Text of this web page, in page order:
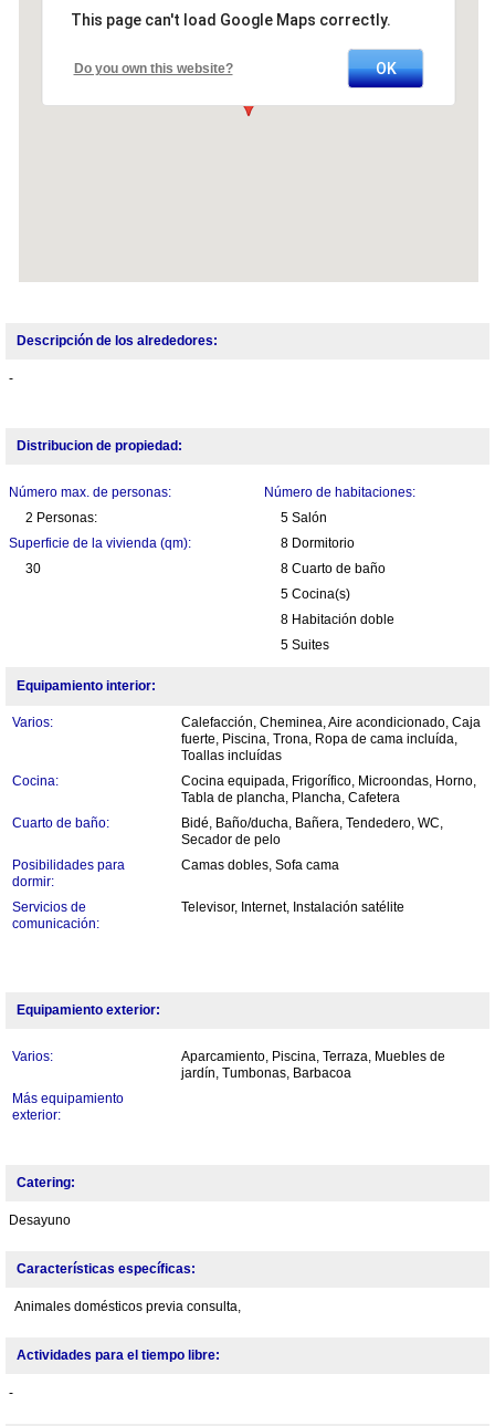
This page can't load Google Maps correctly.
Do you own this website? OK
Descripción de los alrededores:
-
Distribucion de propiedad:
Número max. de personas:
2 Personas:
Superficie de la vivienda (qm):
30
Número de habitaciones:
5 Salón
8 Dormitorio
8 Cuarto de baño
5 Cocina(s)
8 Habitación doble
5 Suites
Equipamiento interior:
Varios:
Calefacción, Cheminea, Aire acondicionado, Caja
fuerte, Piscina, Trona, Ropa de cama incluída,
Toallas incluídas
Cocina:
Cocina equipada, Frigorífico, Microondas, Horno,
Tabla de plancha, Plancha, Cafetera
Cuarto de baño:
Bidé, Baño/ducha, Bañera, Tendedero, WC,
Secador de pelo
Posibilidades para
dormir:
Camas dobles, Sofa cama
Servicios de
comunicación:
Televisor, Internet, Instalación satélite
Equipamiento exterior:
Varios:
Aparcamiento, Piscina, Terraza, Muebles de
jardín, Tumbonas, Barbacoa
Más equipamiento
exterior:
Catering:
Desayuno
Características específicas:
Animales domésticos previa consulta,
Actividades para el tiempo libre:
-